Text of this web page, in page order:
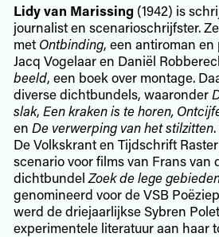
Lidy van Marissing(1942) is
journalist en scenarioschrijfster.
met Ontbinding, een antiroman
Jacq Vogelaar en Daniël
beeld, een boek over montage.
diverse dichtbundels, waaronder
slak, Een kraken is te horen,
en De verwerping van het stilzitten
De Volkskrant en Tijdschrift
scenario voor films van Frans van
dichtbundel Zoek de lege
genomineerd voor de VSB
werd de driejaarlijkse Sybren
experimentele literatuur aan haar